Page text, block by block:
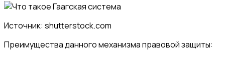
Источник: shutterstock.com
Преимущества данного механизма правовой защиты: